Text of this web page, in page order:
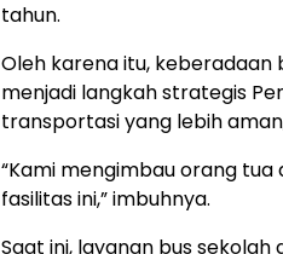
tahun.
Oleh karena itu, keberadaan
menjadi langkah strategis
transportasi yang lebih
“Kami mengimbau orang
fasilitas ini,” imbuhnya.
Saat ini, layanan bus